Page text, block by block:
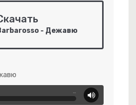
- Дежавю
…